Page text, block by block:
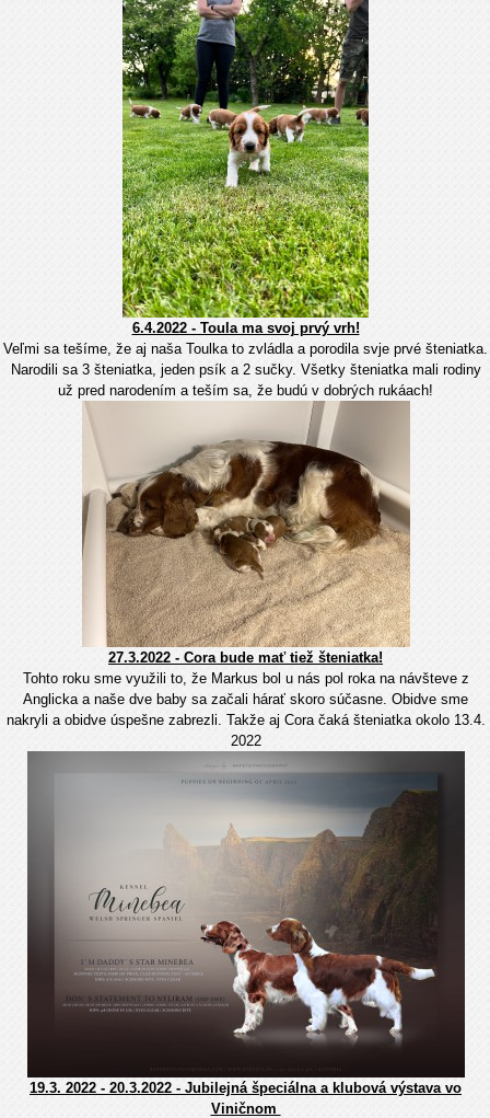
6.4.2022 - Toula ma svoj prvý vrh!
Veľmi sa tešíme, že aj naša Toulka to zvládla a porodila svje prvé šteniatka.
Narodili sa 3 šteniatka, jeden psík a 2 sučky. Všetky šteniatka mali rodiny
už pred narodením a teším sa, že budú v dobrých rukáach!
27.3.2022 - Cora bude mať tiež šteniatka!
Tohto roku sme využili to, že Markus bol u nás pol roka na návšteve z
Anglicka a naše dve baby sa začali hárať skoro súčasne. Obidve sme
nakryli a obidve úspešne zabrezli. Takže aj Cora čaká šteniatka okolo 13.4.
2022
19.3. 2022 - 20.3.2022 - Jubilejná špeciálna a klubová výstava vo
Viničnom